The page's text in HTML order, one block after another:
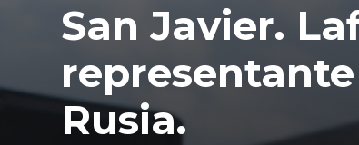
San Javier.
Rusia.